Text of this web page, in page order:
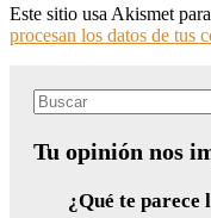
Este sitio usa Akismet
procesan los datos de tus
Search
Tu opinión nos
¿Qué te parece